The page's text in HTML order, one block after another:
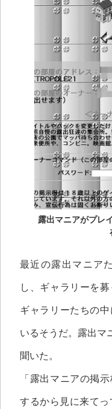
露出マニアがプレ
最近の露出マニア
し、ギャラリーを
ギャラリーたちの
いるそうだ。露出マ
聞いた。
「露出マニアの掲
するから見に来て